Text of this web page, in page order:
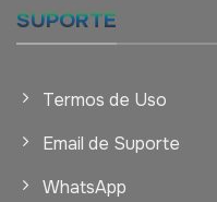
SUPORTE
Termos de Uso
Email de Suporte
WhatsApp